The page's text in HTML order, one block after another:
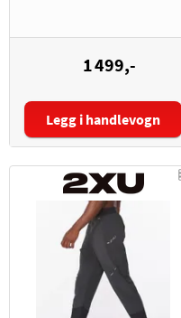
1 499,-
Størrelse:
Legg i handlevogn